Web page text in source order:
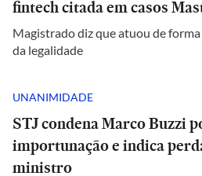
fintech citada em casos
Magistrado diz que atuou de
da legalidade
UNANIMIDADE
STJ condena Marco Buzzi
importunação e indica
ministro